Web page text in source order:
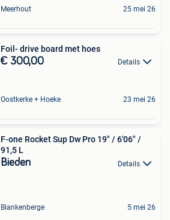
Meerhout 25 mei 26
Foil- drive board met hoes
€ 300,00 Details
Oostkerke + Hoeke 23 mei 26
F-one Rocket Sup Dw Pro 19" / 6'06" /
91,5 L
Bieden Details
Blankenberge 5 mei 26